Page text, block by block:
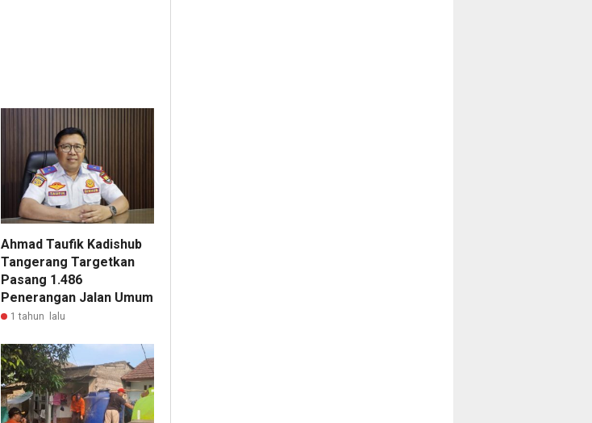
Ahmad Taufik Kadishub
Tangerang Targetkan
Pasang 1.486
Penerangan Jalan Umum
1 tahun lalu